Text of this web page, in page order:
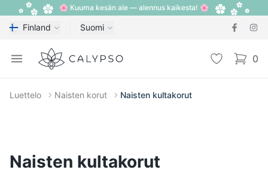
🌸 Kuuma kesän ale — alennus kaikesta! 🌸
Finland Suomi
Open menu
Calypso Toivelista 0
items
Luettelo Naisten korut Naisten kultakorut
Naisten kultakorut